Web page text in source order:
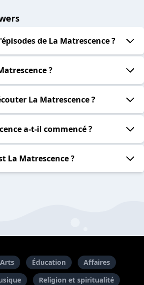
de La Matrescence ?
?
La Matrescence ?
a-t-il commencé ?
La Matrescence ?
Arts Éducation
Affaires
Religion et spiritualité